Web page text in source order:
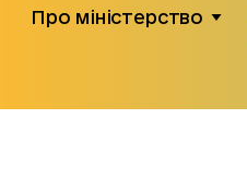
Про міністерство